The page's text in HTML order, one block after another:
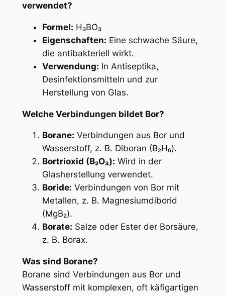
verwendet?
Formel: H₃BO₃
Eigenschaften: Eine schwache Säure,
die antibakteriell wirkt.
Verwendung: In Antiseptika,
Desinfektionsmitteln und zur
Herstellung von Glas.
Welche Verbindungen bildet Bor?
Borane: Verbindungen aus Bor und
Wasserstoff, z. B. Diboran (B₂H₆).
Bortrioxid (B₂O₃): Wird in der
Glasherstellung verwendet.
Boride: Verbindungen von Bor mit
Metallen, z. B. Magnesiumdiborid
(MgB₂).
Borate: Salze oder Ester der Borsäure,
z. B. Borax.
Was sind Borane?
Borane sind Verbindungen aus Bor und
Wasserstoff mit komplexen, oft käfigartigen